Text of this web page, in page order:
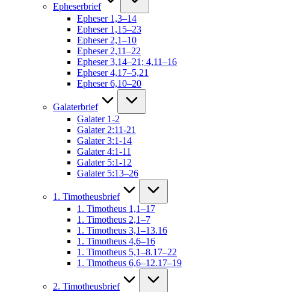
Epheserbrief
Epheser 1,3–14
Epheser 1,15–23
Epheser 2,1–10
Epheser 2,11–22
Epheser 3,14–21; 4,11–16
Epheser 4,17–5,21
Epheser 6,10–20
Galaterbrief
Galater 1-2
Galater 2:11-21
Galater 3:1-14
Galater 4:1-11
Galater 5:1-12
Galater 5:13–26
1. Timotheusbrief
1. Timotheus 1,1–17
1. Timotheus 2,1–7
1. Timotheus 3,1–13.16
1. Timotheus 4,6–16
1. Timotheus 5,1–8.17–22
1. Timotheus 6,6–12.17–19
2. Timotheusbrief